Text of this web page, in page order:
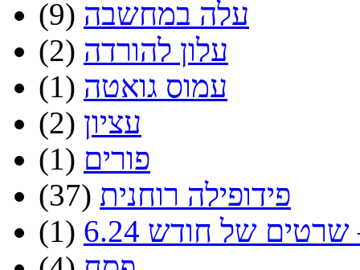
עלה במחשבה (9)
עלון להורדה (2)
עמוס גואטה (1)
עציון (2)
פורים (1)
פידופילה רוחנית (37)
של חודש 6.24
(1)